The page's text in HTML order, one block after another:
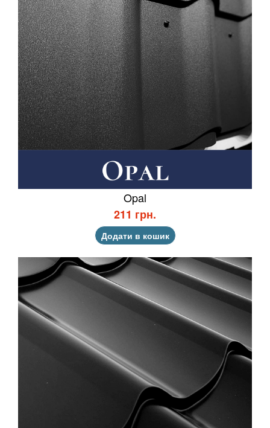
Opal
211 грн.
Додати в кошик